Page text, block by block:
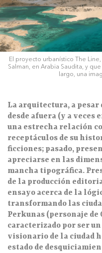
El proyecto urbanístico The
Salman, en Arabia Saudita, y
largo, una
La arquitectura, a pesar
desde afuera (y a
una estrecha relación
receptáculos de su
ficciones; pasado,
apreciarse en las
mancha tipográfica.
de la producción
ensayo acerca de la
transformando las
Perkunas (personaje
caracterizado por ser
visionario de la ciudad
estado de